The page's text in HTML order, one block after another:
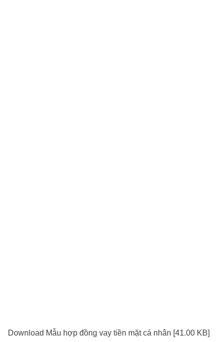
Download Mẫu hợp đồng vay tiền mặt cá nhân [41.00 KB]